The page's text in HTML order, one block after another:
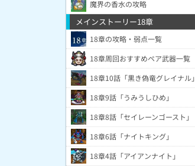
魔界の香水の攻略
メインストーリー18章
18章の攻略・弱点一覧
18章周回おすすめペア武器一覧
18章10話「黒き偽竜グレイナル」
18章9話「うみうしひめ」
18章8話「セイレーンゴースト」
18章6話「ナイトキング」
18章4話「アイアンナイト」